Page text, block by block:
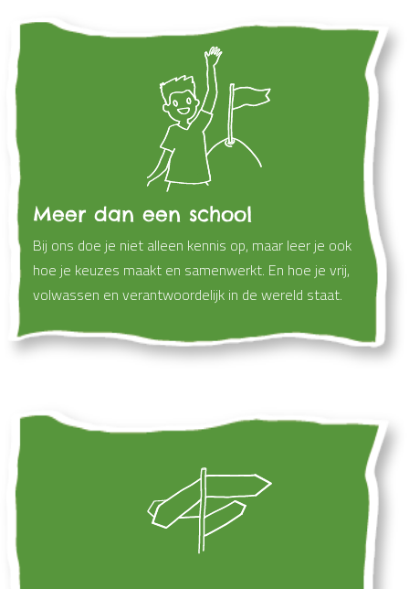
Meer dan een school
Bij ons doe je niet alleen kennis op, maar leer je ook
hoe je keuzes maakt en samenwerkt. En hoe je vrij,
volwassen en verantwoordelijk in de wereld staat.